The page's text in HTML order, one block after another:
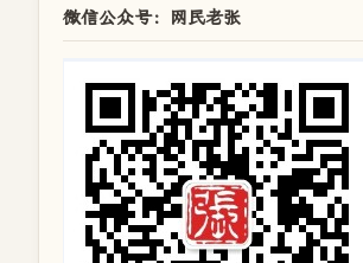
微信公众号：网民老张